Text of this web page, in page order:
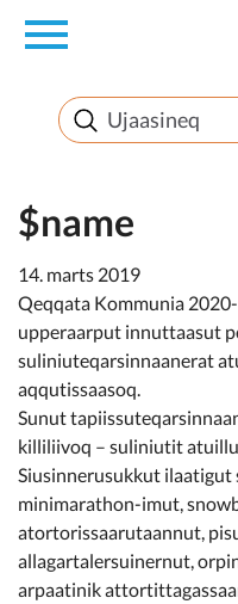
en
Innuttaasunut
Inuussutissarsiorneq
Politikki
Takornariat
Imminut sullinneq
Kommunimi
$name
14. marts 2019
Qeqqata Kommunia
upperaarput innuttaasut
suliniuteqarsinnaanerat
aqqutissaasoq.
Sunut
killiliivoq – suliniutit
Siusinnerusukkut
minimarathon-imut,
atortorissaarutaannut,
allagartalersuinernut,
arpaatinik